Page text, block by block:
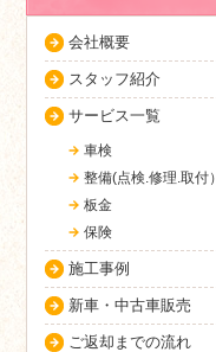
会社概要
スタッフ紹介
サービス一覧
車検
整備(点検.修理.取付）
板金
保険
施工事例
新車・中古車販売
ご返却までの流れ